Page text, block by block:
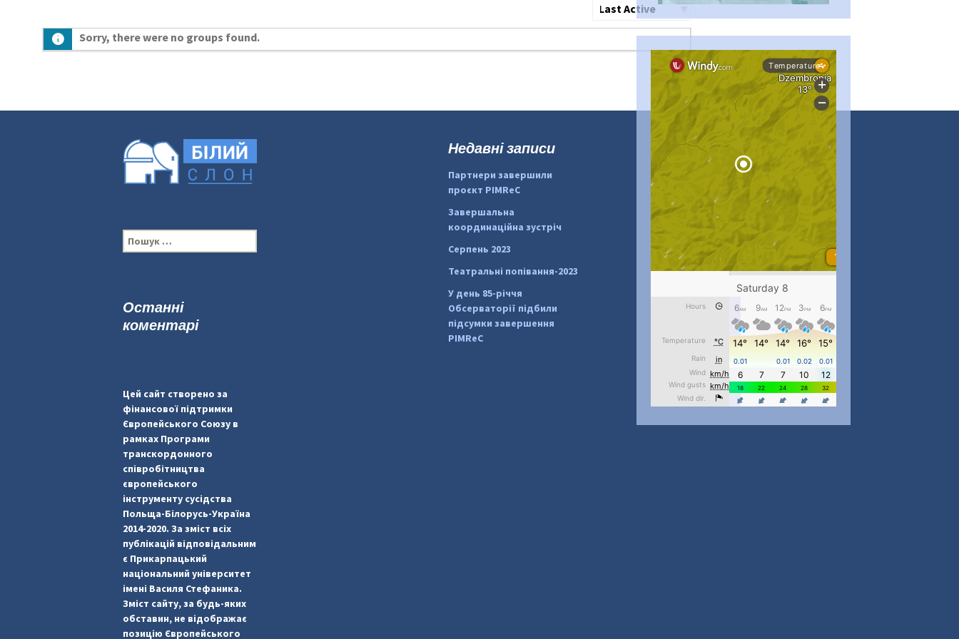
Сортувати
Sorry, there were no groups found.
#PipIvanToday...
pimrec_project
#PipIvanToday ...
pimrec_project
П
о
:
Недавні записи
Партнери завершили
проєкт PIMReC
Завершальна
координаційна зустріч
Серпень 2023
Театральні попівання-2023
У день 85-річчя
Обсерваторії підбили
підсумки завершення
PIMReC
Останні
коментарі
Цей сайт створено за
фінансової підтримки
Європейського Союзу в
рамках Програми
транскордонного
співробітництва
європейського
інструменту сусідства
Польща-Білорусь-Україна
2014-2020. За зміст всіх
публікацій відповідальним
є Прикарпацький
національний університет
імені Василя Стефаника.
Зміст сайту, за будь-яких
обставин, не відображає
позицію Європейського